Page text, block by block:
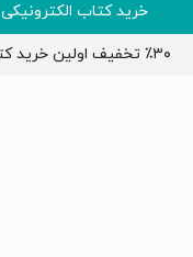
خرید کتاب الکترونیکی
٪۳۰ تخفیف اولین خرید کتاب با کد